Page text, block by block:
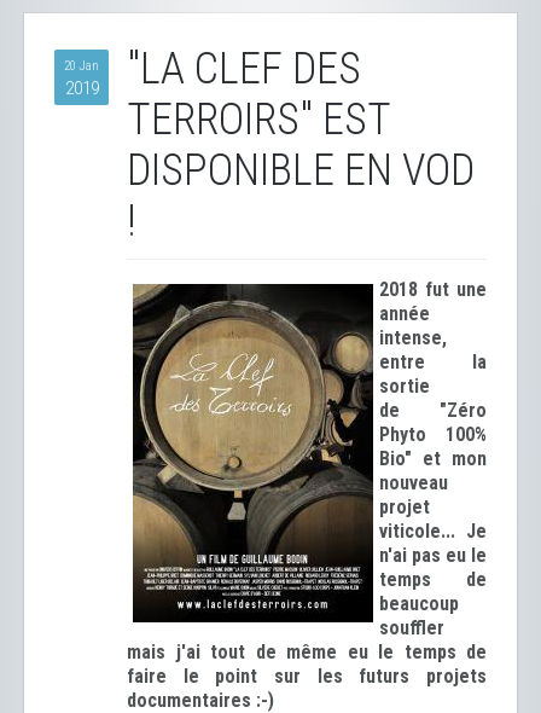
20 Jan
2019
"LA CLEF DES
TERROIRS" EST
DISPONIBLE EN VOD
!
2018 fut une
année
intense,
entre la
sortie
de "Zéro
Phyto 100%
Bio" et mon
nouveau
projet
viticole... Je
n'ai pas eu le
temps de
beaucoup
souffler
mais j'ai tout de même eu le temps de
faire le point sur les futurs projets
documentaires :-)